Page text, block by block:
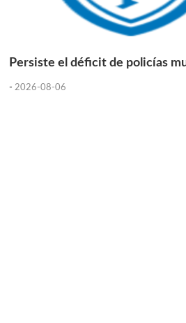
Persiste el déficit de policías
- 2026-08-06